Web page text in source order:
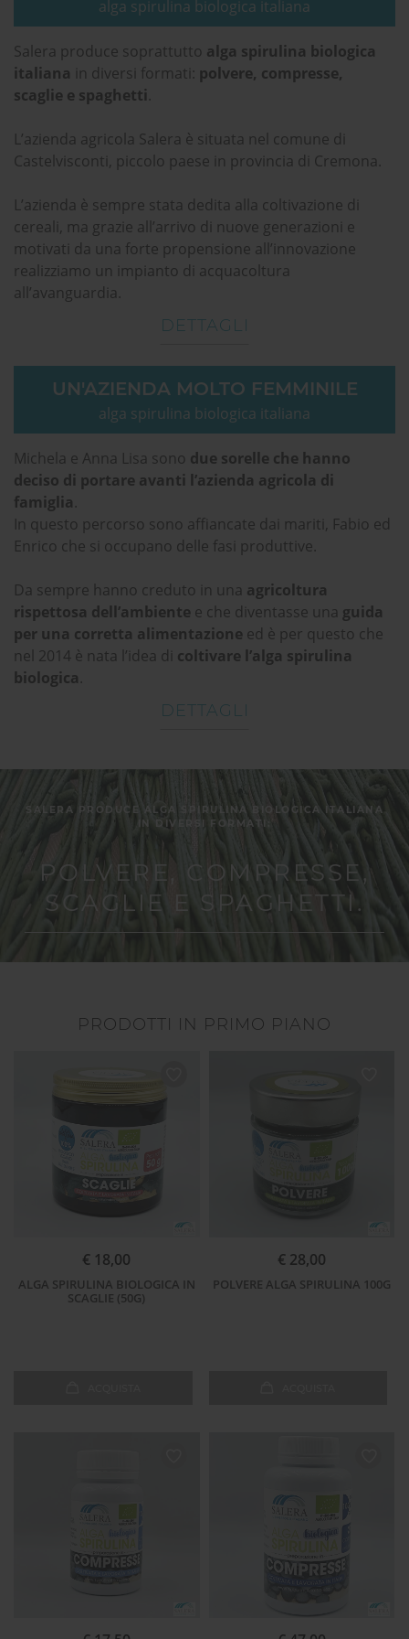
alga spirulina biologica italiana
Salera produce soprattutto alga spirulina biologica
italiana in diversi formati: polvere, compresse,
scaglie e spaghetti.
L’azienda agricola Salera è situata nel comune di
Castelvisconti, piccolo paese in provincia di Cremona.
L’azienda è sempre stata dedita alla coltivazione di
cereali, ma grazie all’arrivo di nuove generazioni e
motivati da una forte propensione all’innovazione
realizziamo un impianto di acquacoltura
all’avanguardia.
DETTAGLI
UN'AZIENDA MOLTO FEMMINILE
alga spirulina biologica italiana
Michela e Anna Lisa sono due sorelle che hanno
deciso di portare avanti l’azienda agricola di
famiglia.
In questo percorso sono affiancate dai mariti, Fabio ed
Enrico che si occupano delle fasi produttive.
Da sempre hanno creduto in una agricoltura
rispettosa dell’ambiente e che diventasse una guida
per una corretta alimentazione ed è per questo che
nel 2014 è nata l’idea di coltivare l’alga spirulina
biologica.
DETTAGLI
SALERA PRODUCE ALGA SPIRULINA BIOLOGICA ITALIANA
IN DIVERSI FORMATI:
POLVERE, COMPRESSE,
SCAGLIE E SPAGHETTI.
PRODOTTI IN PRIMO PIANO
ALGA SPIRULINA BIOLOGICA IN
SCAGLIE (50G)
€ 18,00
POLVERE ALGA SPIRULINA 100G
€ 28,00